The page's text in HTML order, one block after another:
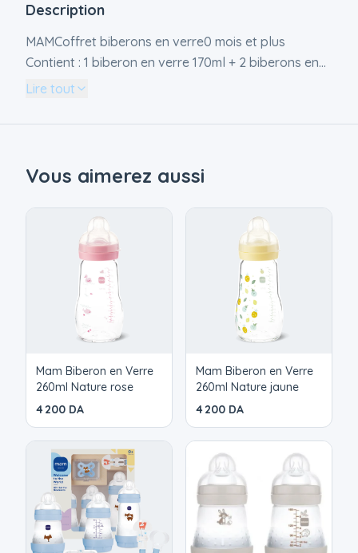
Description
MAMCoffret biberons en verre0 mois et plus
Contient : 1 biberon en verre 170ml + 2 biberons en
verre 260ml + 1 sucette naissance Le coffret
verre : - 1 biberon de 170ml - 2 biberons de 260mlLe
particulièrement résistantà la chaleur. Il contient
aussi une sucette naissance en silicone avec une
forme symétrique. La coupe évasée de la sucette lui
permet de respirer sans gêne. Ce coffret est idéal
pour les bébés âgés de 0 mois et plus.
Lire tout
Vous aimerez aussi
Mam Biberon en Verre
260ml Nature rose
4 200 DA
Mam Biberon en Verre
260ml Nature jaune
4 200 DA